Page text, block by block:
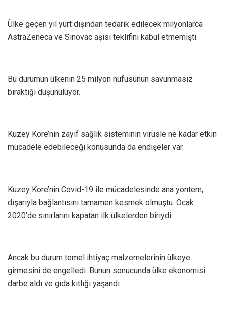
Ülke geçen yıl yurt dışından tedarik edilecek milyonlarca
AstraZeneca ve Sinovac aşısı teklifini kabul etmemişti.
Bu durumun ülkenin 25 milyon nüfusunun savunmasız
bıraktığı düşünülüyor.
Kuzey Kore’nin zayıf sağlık sisteminin virüsle ne kadar etkin
mücadele edebileceği konusunda da endişeler var.
Kuzey Kore’nin Covid-19 ile mücadelesinde ana yöntem,
dışarıyla bağlantısını tamamen kesmek olmuştu. Ocak
2020’de sınırlarını kapatan ilk ülkelerden biriydi.
Ancak bu durum temel ihtiyaç malzemelerinin ülkeye
girmesini de engelledi. Bunun sonucunda ülke ekonomisi
darbe aldı ve gıda kıtlığı yaşandı.